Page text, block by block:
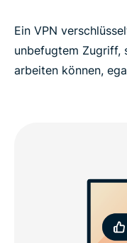
Ein VPN
unbefugtem Zugriff,
arbeiten können,